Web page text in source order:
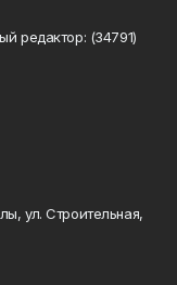
редактор: (34791)
ул. Строительная,